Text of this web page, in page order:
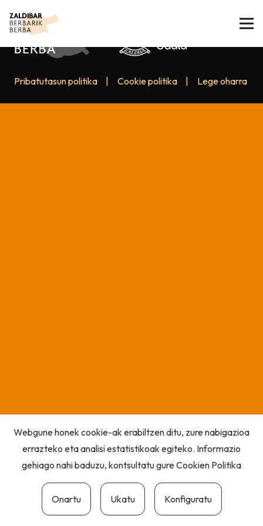
Pribatutasun politika Cookie politika Lege oharra
Webgune honek cookie-ak erabiltzen ditu, zure nabigazioa
errazteko eta analisi estatistikoak egiteko. Informazio
gehiago nahi baduzu, kontsultatu gureCookien Politika
Onartu Ukatu Konfiguratu